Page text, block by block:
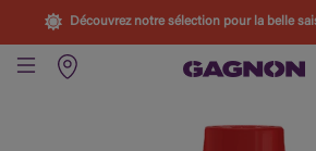
Découvrez notre sélection pour la belle